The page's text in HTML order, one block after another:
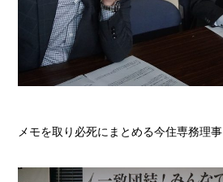
メモを取り必死にまとめる今住専務理事